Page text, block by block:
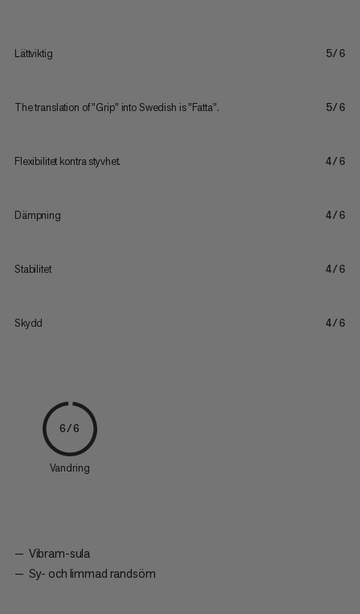
Lättviktig 5/6
The translation of "Grip" into Swedish is "Fatta". 5/6
Flexibilitet kontra styvhet. 4/6
Dämpning 4/6
Stabilitet 4/6
Skydd 4/6
6/6
Vandring
Vibram-sula
Sy- och limmad randsöm